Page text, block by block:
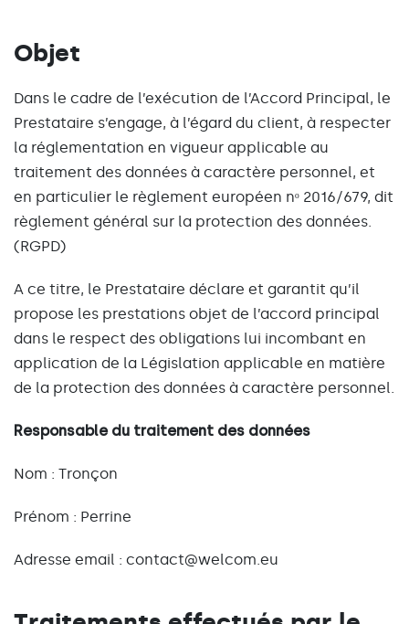
Objet
Dans le cadre de l’exécution de l’Accord Principal, le
Prestataire s’engage, à l’égard du client, à respecter
la réglementation en vigueur applicable au
traitement des données à caractère personnel, et
en particulier le règlement européen nᵒ 2016/679, dit
règlement général sur la protection des données.
(RGPD)
A ce titre, le Prestataire déclare et garantit qu’il
propose les prestations objet de l’accord principal
dans le respect des obligations lui incombant en
application de la Législation applicable en matière
de la protection des données à caractère personnel.
Responsable du traitement des données
Nom : Tronçon
Prénom : Perrine
Adresse email : contact@welcom.eu